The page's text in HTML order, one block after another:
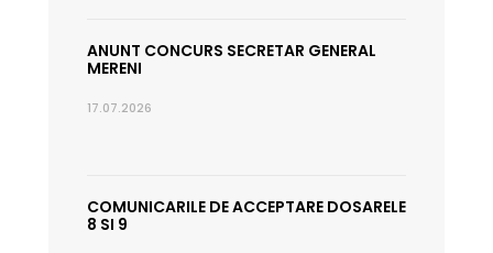
ANUNT CONCURS SECRETAR GENERAL
MERENI
17.07.2026
COMUNICARILE DE ACCEPTARE DOSARELE
8 SI 9